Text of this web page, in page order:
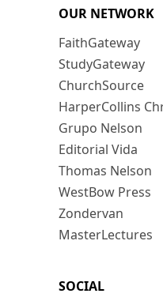
OUR NETWORK
FaithGateway
StudyGateway
ChurchSource
HarperCollins
Grupo Nelson
Editorial Vida
Thomas Nelson
WestBow Press
Zondervan
MasterLectures
SOCIAL